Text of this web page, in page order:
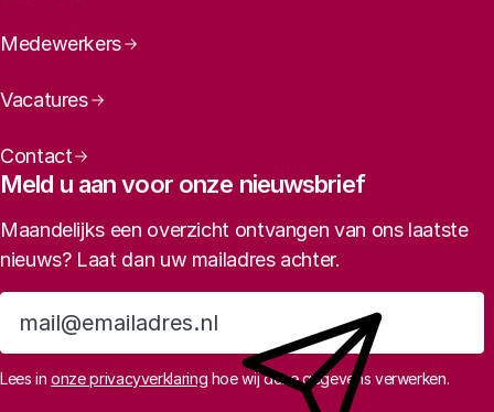
Medewerkers
Vacatures
Contact
Meld u aan voor onze nieuwsbrief
Maandelijks een overzicht ontvangen van ons laatste
nieuws? Laat dan uw mailadres achter.
Aanmelden
Lees inonze privacyverklaring hoe wij deze gegevens verwerken.